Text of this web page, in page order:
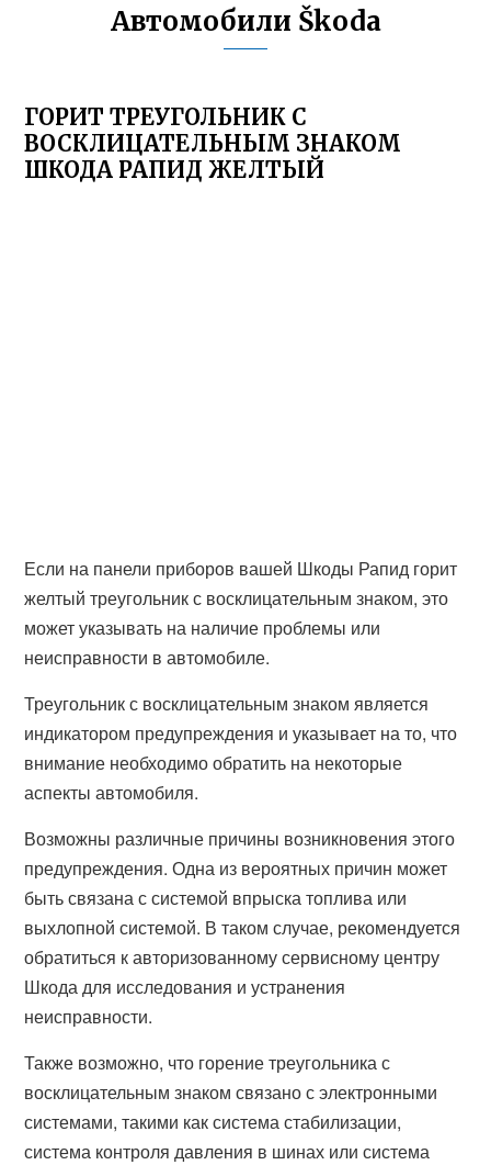
Автомобили Škoda
ГОРИТ ТРЕУГОЛЬНИК С
ВОСКЛИЦАТЕЛЬНЫМ ЗНАКОМ
ШКОДА РАПИД ЖЕЛТЫЙ
Если на панели приборов вашей Шкоды Рапид горит
желтый треугольник с восклицательным знаком, это
может указывать на наличие проблемы или
неисправности в автомобиле.
Треугольник с восклицательным знаком является
индикатором предупреждения и указывает на то, что
внимание необходимо обратить на некоторые
аспекты автомобиля.
Возможны различные причины возникновения этого
предупреждения. Одна из вероятных причин может
быть связана с системой впрыска топлива или
выхлопной системой. В таком случае, рекомендуется
обратиться к авторизованному сервисному центру
Шкода для исследования и устранения
неисправности.
Также возможно, что горение треугольника с
восклицательным знаком связано с электронными
системами, такими как система стабилизации,
система контроля давления в шинах или система